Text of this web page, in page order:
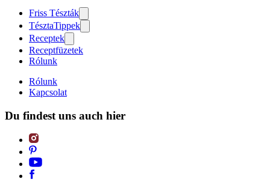
Friss Tészták
TésztaTippek
Receptek
Receptfüzetek
Rólunk
Rólunk
Kapcsolat
Du findest uns auch hier